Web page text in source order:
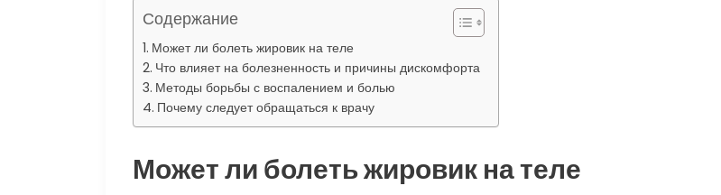
Содержание
Может ли болеть жировик на теле
Что влияет на болезненность и причины дискомфорта
Методы борьбы с воспалением и болью
Почему следует обращаться к врачу
Может ли болеть жировик на теле